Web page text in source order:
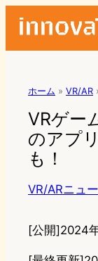
ホーム » VR/AR
VRゲー
のアプ
も！
VR/ARニュ
[公開]2024